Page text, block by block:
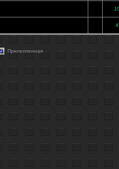
Прилепленная